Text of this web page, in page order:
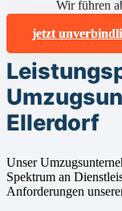
Wir führen
jetzt
Ellerdorf
Unser
Spektrum an
Anforderungen